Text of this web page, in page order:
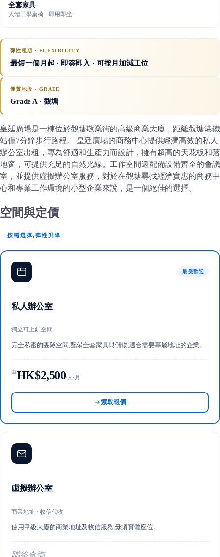
全套家具
人體工學桌椅 · 即用即坐
彈性租期 · FLEXIBILITY
最短一個月起 · 即簽即入 · 可按月加減工位
優質地段 · GRADE
Grade A· 觀塘
皇廷廣場是一棟位於觀塘敬業街的高級商業大廈，距離觀塘港鐵
站僅7分鐘步行路程。 皇廷廣場的商務中心提供經濟高效的私人
辦公室出租，專為舒適和生產力而設計，擁有超高的天花板和落
地窗，可提供充足的自然光線。工作空間還配備設備齊全的會議
室，並提供虛擬辦公室服務，對於在觀塘尋找經濟實惠的商務中
心和專業工作環境的小型企業來說，是一個絕佳的選擇。
空間與定價
按需選擇,彈性升降
最受歡迎
私人辦公室
獨立可上鎖空間
完全私密的團隊空間,配備全套家具與儲物,適合需要專屬地址的企業。
由HK$2,500/人·月
索取報價
虛擬辦公室
商業地址 · 收信代收
使用甲級大廈的商業地址及收信服務,毋須實體座位。
聯絡查詢